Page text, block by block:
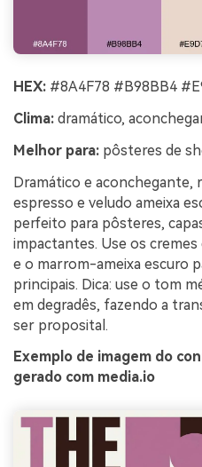
HEX: #8A4F78 #B98BB4
Clima: dramático,
Melhor para: pôsteres de
Dramático e aconchegante,
espresso e veludo ameixa
perfeito para pôsteres,
impactantes. Use os cremes
e o marrom-ameixa escuro
principais. Dica: use o tom
em degradês, fazendo a
ser proposital.
Exemplo de imagem do
gerado com media.io